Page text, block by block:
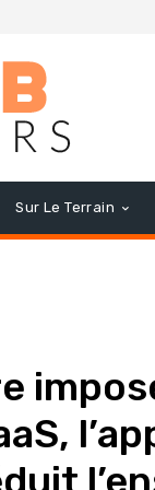
Sur Le Terrain